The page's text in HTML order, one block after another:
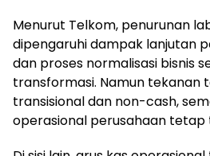
Menurut Telkom, penurunan
dipengaruhi dampak lanjutan
dan proses normalisasi bisnis
transformasi. Namun tekanan
transisional dan non-cash,
operasional perusahaan tetap